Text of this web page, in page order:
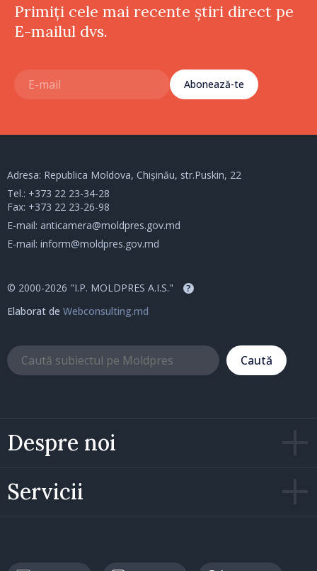
Primiți cele mai recente știri direct pe
E-mailul dvs.
Abonează-te
Despre noi
Servicii
Adresa: Republica Moldova, Chișinău, str.Puskin, 22
Tel.: +373 22 23-34-28
Fax: +373 22 23-26-98
E-mail: anticamera@moldpres.gov.md
E-mail: inform@moldpres.gov.md
© 2000-2026 "I.P. MOLDPRES A.I.S." ?
Elaborat de Webconsulting.md
Caută